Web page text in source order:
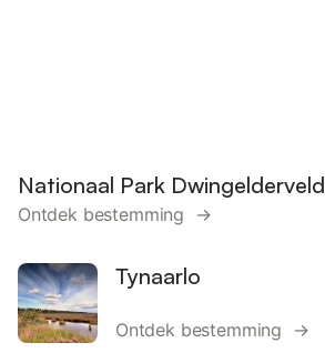
Nationaal Park Dwingelderveld
Ontdek bestemming →
Tynaarlo
Ontdek bestemming →